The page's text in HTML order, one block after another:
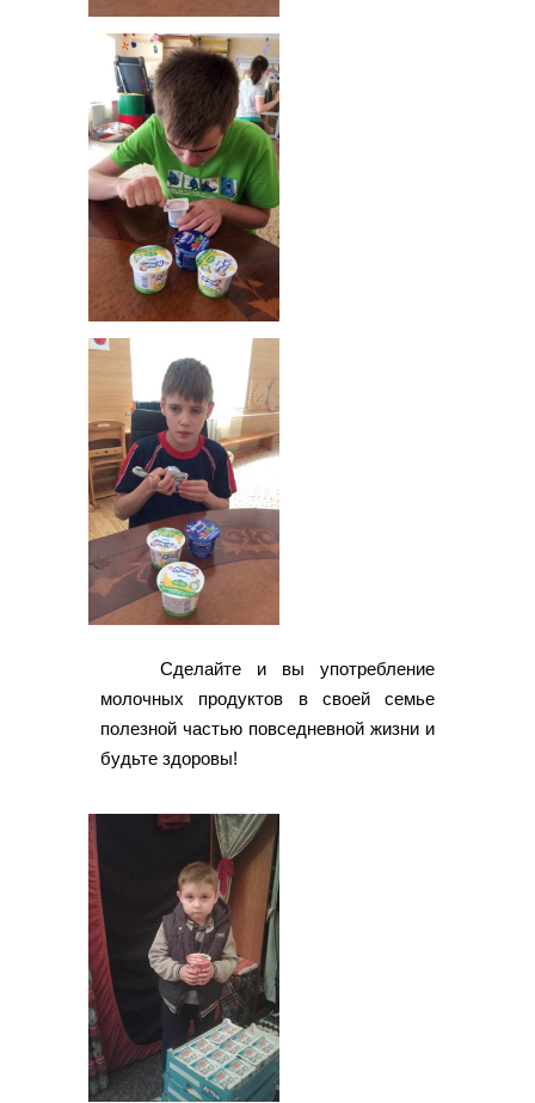
Сделайте и вы употребление
молочных продуктов в своей семье
полезной частью повседневной жизни и
будьте здоровы!